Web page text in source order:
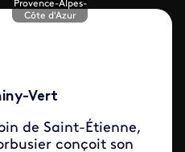
Provence-Alpes-
Côte d'Azur
Vert
de Saint-Étienne,
conçoit son